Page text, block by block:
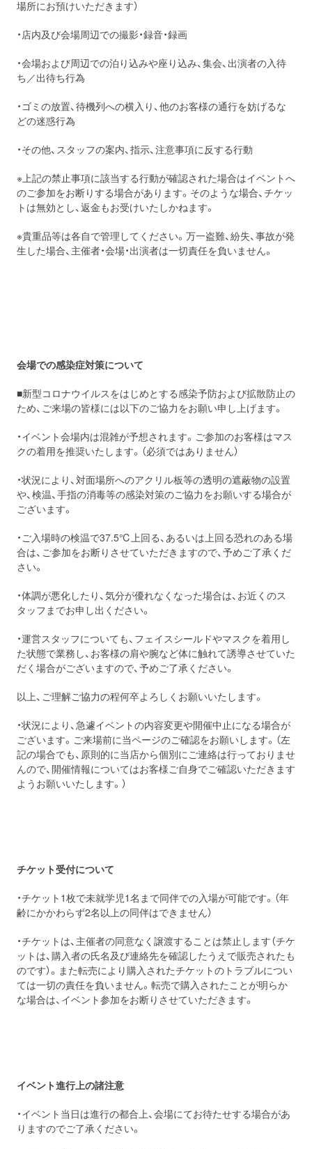
場所にお預けいただきます）
・店内及び会場周辺での撮影・録音・録画
・会場および周辺での泊り込みや座り込み、集会、出演者の入待
ち／出待ち行為
・ゴミの放置、待機列への横入り、他のお客様の通行を妨げるな
どの迷惑行為
・その他、スタッフの案内、指示、注意事項に反する行動
※上記の禁止事項に該当する行動が確認された場合はイベントへ
のご参加をお断りする場合があります。そのような場合、チケッ
トは無効とし、返金もお受けいたしかねます。
※貴重品等は各自で管理してください。万一盗難、紛失、事故が発
生した場合、主催者・会場・出演者は一切責任を負いません。
会場での感染症対策について
■新型コロナウイルスをはじめとする感染予防および拡散防止の
ため、ご来場の皆様には以下のご協力をお願い申し上げます。
・イベント会場内は混雑が予想されます。ご参加のお客様はマス
クの着用を推奨いたします。（必須ではありません）
・状況により、対面場所へのアクリル板等の透明の遮蔽物の設置
や、検温、手指の消毒等の感染対策のご協力をお願いする場合が
ございます。
・ご入場時の検温で37.5℃上回る、あるいは上回る恐れのある場
合は、ご参加をお断りさせていただきますので、予めご了承くだ
さい。
・体調が悪化したり、気分が優れなくなった場合は、お近くのス
タッフまでお申し出ください。
・運営スタッフについても、フェイスシールドやマスクを着用し
た状態で業務し、お客様の肩や腕など体に触れて誘導させていた
だく場合がございますので、予めご了承ください。
以上、ご理解ご協力の程何卒よろしくお願いいたします。
・状況により、急遽イベントの内容変更や開催中止になる場合が
ございます。ご来場前に当ページのご確認をお願いします。（左
記の場合でも、原則的に当店から個別にご連絡は行っておりませ
んので、開催情報についてはお客様ご自身でご確認いただきます
ようお願いいたします。）
チケット受付について
・チケット1枚で未就学児1名まで同伴での入場が可能です。（年
齢にかかわらず2名以上の同伴はできません）
・チケットは、主催者の同意なく譲渡することは禁止します（チケ
ットは、購入者の氏名及び連絡先を確認したうえで販売されたも
のです）。また転売により購入されたチケットのトラブルについ
ては一切の責任を負いません。転売で購入されたことが明らか
な場合は、イベント参加をお断りさせていただきます。
イベント進行上の諸注意
・イベント当日は進行の都合上、会場にてお待たせする場合があ
りますのでご了承ください。